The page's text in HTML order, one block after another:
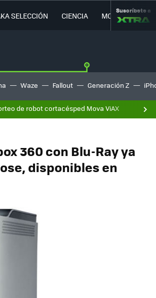
SELECCIÓN CIENCIA MOVILIDAD
Suscríbete a
Waze Fallout Generación Z
de robot cortacésped Mova ViAX
360 con Blu-Ray ya
disponibles en